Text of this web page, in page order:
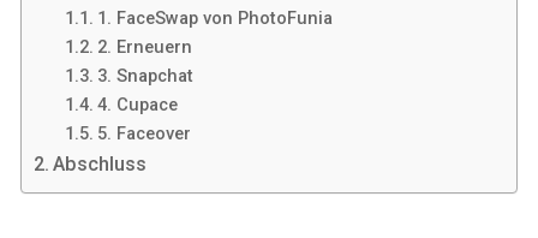
1. FaceSwap von PhotoFunia
2. Erneuern
3. Snapchat
4. Cupace
5. Faceover
Abschluss